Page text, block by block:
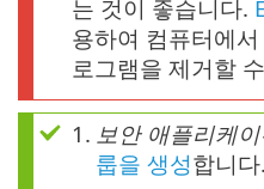
는 것이 좋습니다.
용하여 컴퓨터에
로그램을 제거할
1. 보안 애플리케
룹을 생성합니다.